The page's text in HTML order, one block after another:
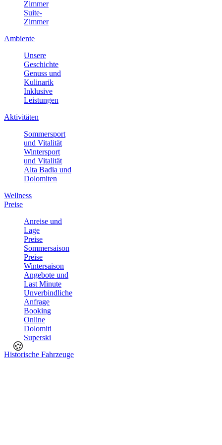
Zimmer
Suite-
Zimmer
Ambiente
Unsere
Geschichte
Genuss und
Kulinarik
Inklusive
Leistungen
Aktivitäten
Sommersport
und Vitalität
Wintersport
und Vitalität
Alta Badia und
Dolomiten
Wellness
Preise
Anreise und
Lage
Preise
Sommersaison
Preise
Wintersaison
Angebote und
Last Minute
Unverbindliche
Anfrage
Booking
Online
Dolomiti
Superski
Historische Fahrzeuge
🍪